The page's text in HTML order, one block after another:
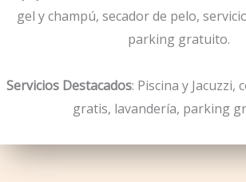
gel y champú, secador de pelo,
parking gratuito.
Servicios Destacados: Piscina y Jacuzzi,
gratis, lavandería, parking